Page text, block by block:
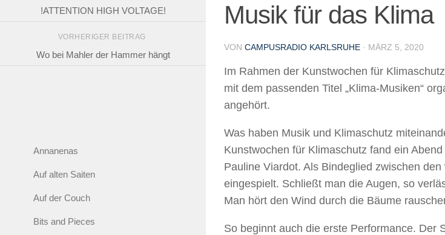
Musik für das Klima
VON CAMPUSRADIO KARLSRUHE · MÄRZ 5, 2020
Im Rahmen der Kunstwochen für
mit dem passenden Titel „Klima-Musiken“
angehört.
Was haben Musik und Klimaschutz
Kunstwochen für Klimaschutz fand ein
Pauline Viardot. Als Bindeglied zwischen
eingespielt. Schließt man die Augen, so
Man hört den Wind durch die Bäume
So beginnt auch die erste Performance. Der
!ATTENTION HIGH VOLTAGE!
VORHERIGER BEITRAG
Wo bei Mahler der Hammer hängt
Annanenas
Auf alten Saiten
Auf der Couch
Bits and Pieces